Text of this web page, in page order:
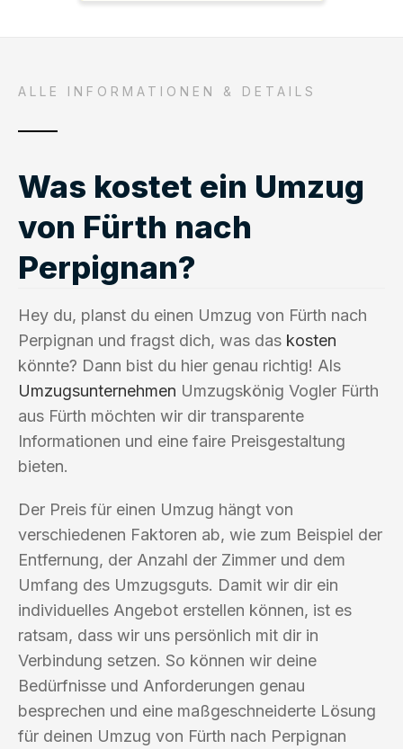
ALLE INFORMATIONEN & DETAILS
Was kostet ein Umzug
von Fürth nach
Perpignan?
Hey du, planst du einen Umzug von Fürth nach
Perpignan und fragst dich, was das kosten
könnte? Dann bist du hier genau richtig! Als
Umzugsunternehmen Umzugskönig Vogler Fürth
aus Fürth möchten wir dir transparente
Informationen und eine faire Preisgestaltung
bieten.
Der Preis für einen Umzug hängt von
verschiedenen Faktoren ab, wie zum Beispiel der
Entfernung, der Anzahl der Zimmer und dem
Umfang des Umzugsguts. Damit wir dir ein
individuelles Angebot erstellen können, ist es
ratsam, dass wir uns persönlich mit dir in
Verbindung setzen. So können wir deine
Bedürfnisse und Anforderungen genau
besprechen und eine maßgeschneiderte Lösung
für deinen Umzug von Fürth nach Perpignan